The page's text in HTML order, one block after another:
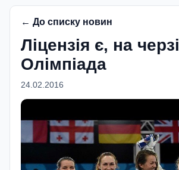
← До списку новин
Ліцензія є, на
Олімпіада
24.02.2016